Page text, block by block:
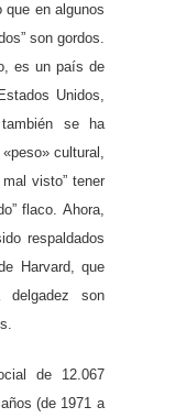
que en algunos
son gordos.
es un país de
Unidos,
también se ha
cultural,
visto” tener
flaco. Ahora,
respaldados
Harvard, que
son
de 12.067
(de 1971 a